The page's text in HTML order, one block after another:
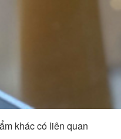
khác có liên quan